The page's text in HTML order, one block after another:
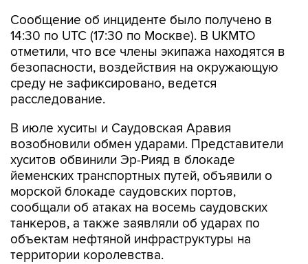
Сообщение об инциденте было получено в
14:30 по UTC (17:30 по Москве). В UKMTO
отметили, что все члены экипажа находятся в
безопасности, воздействия на окружающую
среду не зафиксировано, ведется
расследование.
В июле хуситы и Саудовская Аравия
возобновили обмен ударами. Представители
хуситов обвинили Эр-Рияд в блокаде
йеменских транспортных путей, объявили о
морской блокаде саудовских портов,
сообщали об атаках на восемь саудовских
танкеров, а также заявляли об ударах по
объектам нефтяной инфраструктуры на
территории королевства.